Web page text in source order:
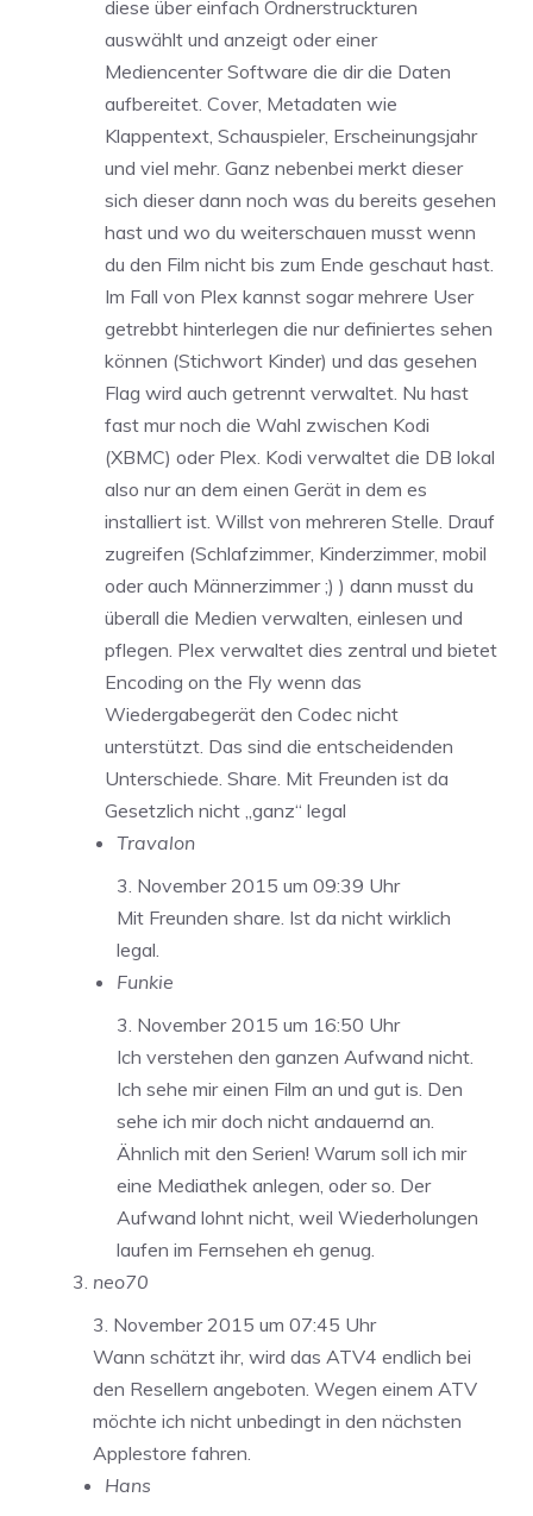
diese über einfach Ordnerstruckturen
auswählt und anzeigt oder einer
Mediencenter Software die dir die Daten
aufbereitet. Cover, Metadaten wie
Klappentext, Schauspieler, Erscheinungsjahr
und viel mehr. Ganz nebenbei merkt dieser
sich dieser dann noch was du bereits gesehen
hast und wo du weiterschauen musst wenn
du den Film nicht bis zum Ende geschaut hast.
Im Fall von Plex kannst sogar mehrere User
getrebbt hinterlegen die nur definiertes sehen
können (Stichwort Kinder) und das gesehen
Flag wird auch getrennt verwaltet. Nu hast
fast mur noch die Wahl zwischen Kodi
(XBMC) oder Plex. Kodi verwaltet die DB lokal
also nur an dem einen Gerät in dem es
installiert ist. Willst von mehreren Stelle. Drauf
zugreifen (Schlafzimmer, Kinderzimmer, mobil
oder auch Männerzimmer ;) ) dann musst du
überall die Medien verwalten, einlesen und
pflegen. Plex verwaltet dies zentral und bietet
Encoding on the Fly wenn das
Wiedergabegerät den Codec nicht
unterstützt. Das sind die entscheidenden
Unterschiede. Share. Mit Freunden ist da
Gesetzlich nicht „ganz“ legal
Travalon
3. November 2015 um 09:39 Uhr
Mit Freunden share. Ist da nicht wirklich
legal.
Funkie
3. November 2015 um 16:50 Uhr
Ich verstehen den ganzen Aufwand nicht.
Ich sehe mir einen Film an und gut is. Den
sehe ich mir doch nicht andauernd an.
Ähnlich mit den Serien! Warum soll ich mir
eine Mediathek anlegen, oder so. Der
Aufwand lohnt nicht, weil Wiederholungen
laufen im Fernsehen eh genug.
neo70
3. November 2015 um 07:45 Uhr
Wann schätzt ihr, wird das ATV4 endlich bei
den Resellern angeboten. Wegen einem ATV
möchte ich nicht unbedingt in den nächsten
Applestore fahren.
Hans